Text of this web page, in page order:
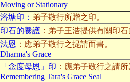
Moving or Stationary
浴塘印： 弟子敬行所贈之印。
印石的養護 ：弟子王浩提供有關印石
法恩 ：應弟子敬行之提請而書。
Dharma's Grace
「念度母恩」印 ：應弟子敬行之請所
Remembering Tara's Grace Seal